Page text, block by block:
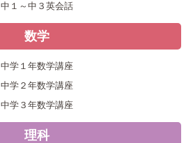
中１～中３英会話
数学
中学１年数学講座
中学２年数学講座
中学３年数学講座
理科